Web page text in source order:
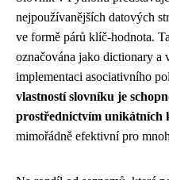
nejpoužívanějších datových
ve formě párů klíč-hodnota.
označována jako dictionary a
implementaci asociativního
vlastností slovníku je
prostřednictvím unikátních
mimořádně efektivní pro